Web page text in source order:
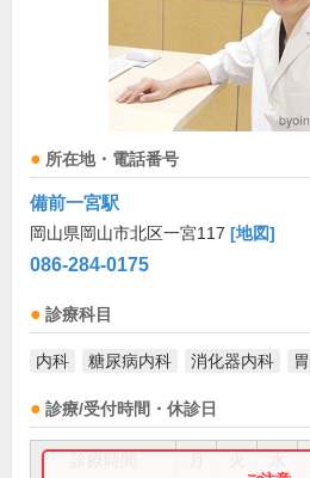
所在地・電話番号
備前一宮駅
岡山県岡山市北区一宮117 [地図]
086-284-0175
診療科目
内科 糖尿病内科 消化器内科
診療/受付時間・休診日